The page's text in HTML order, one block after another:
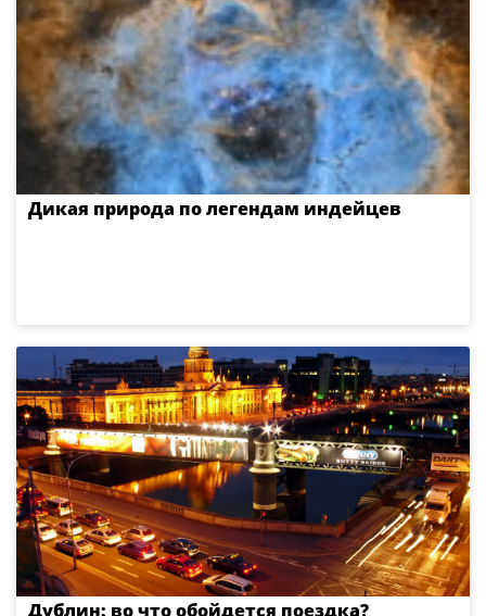
Дикая природа по легендам индейцев
Дублин: во что обойдется поездка?